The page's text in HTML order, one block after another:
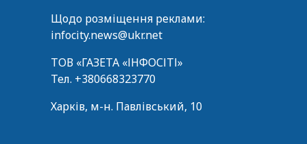
Щодо розміщення реклами:
infocity.news@ukr.net
ТОВ «ГАЗЕТА «ІНФОСІТІ»
Тел. +380668323770
Харків, м-н. Павлівський, 10